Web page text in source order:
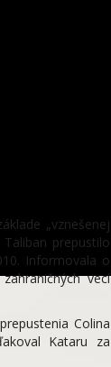
„vznešenej
prepustilo
Informovala o
vecí
Colina
Kataru za